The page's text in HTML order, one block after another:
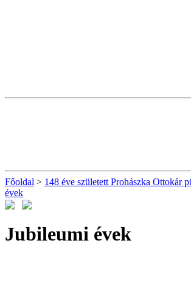
Főoldal > 148 éve született Prohászka Ottokár
évek
Jubileumi évek